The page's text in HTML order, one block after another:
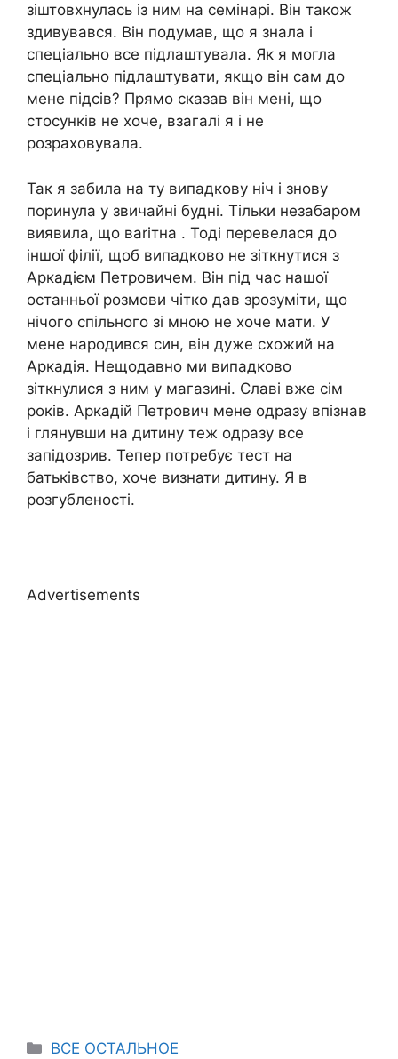
зіштовхнулась із ним на семінарі. Він також
здивувався. Він подумав, що я знала і
спеціально все підлаштувала. Як я могла
спеціально підлаштувати, якщо він сам до
мене підсів? Прямо сказав він мені, що
стосунків не хоче, взагалі я і не
розраховувала.
Так я забила на ту випадкову ніч і знову
поринула у звичайні будні. Тільки незабаром
виявила, що ваrітна . Тоді перевелася до
іншої філії, щоб випадково не зіткнутися з
Аркадієм Петровичем. Він під час нашої
останньої розмови чітко дав зрозуміти, що
нічого спільного зі мною не хоче мати. У
мене народився син, він дуже схожий на
Аркадія. Нещодавно ми випадково
зіткнулися з ним у магазині. Славі вже сім
років. Аркадій Петрович мене одразу впізнав
і глянувши на дитину теж одразу все
запідозрив. Тепер потребує тест на
батьківство, хоче визнати дитину. Я в
розгубленості.
Advertisements
Categories
ВСЕ ОСТАЛЬНОЕ